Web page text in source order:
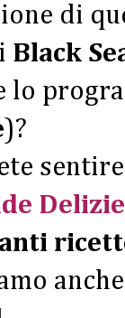
di
Black
lo
)?
Delizie